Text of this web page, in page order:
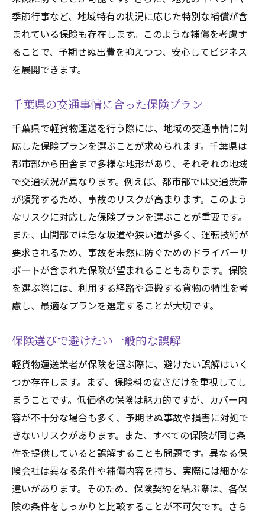
季節行事など、地域特有の状況に応じた特別な補償が含
まれている保険も存在します。このような補償を考慮す
ることで、予期せぬ出費を抑えつつ、安心してビジネス
を展開できます。
千葉県の交通事情に合った保険プラン
千葉県で軽貨物運送を行う際には、地域の交通事情に対
応した保険プランを選ぶことが求められます。千葉県は
都市部から田舎まで多様な地形があり、それぞれの地域
で交通状況が異なります。例えば、都市部では交通渋滞
が頻発するため、事故のリスクが高まります。このよう
なリスクに対応した保険プランを選ぶことが重要です。
また、山間部では急な坂道や狭い道が多く、運転技術が
要求されるため、事故を未然に防ぐためのドライバーサ
ポートが含まれた保険が望まれることもあります。保険
を選ぶ際には、利用する経路や運搬する貨物の特性を考
慮し、最適なプランを選定することが大切です。
保険選びで避けたい一般的な誤解
軽貨物運送業者が保険を選ぶ際に、避けたい誤解はいく
つか存在します。まず、保険料の安さだけを重視してし
まうことです。低価格の保険は魅力的ですが、カバー内
容が不十分な場合も多く、予期せぬ事故や損害に対処で
きないリスクがあります。また、すべての保険が同じ条
件を提供していると誤解することも問題です。異なる保
険会社は異なる条件や補償内容を持ち、実際には細かな
違いがあります。そのため、保険契約を結ぶ際は、各保
険の条件をしっかりと比較することが不可欠です。さら